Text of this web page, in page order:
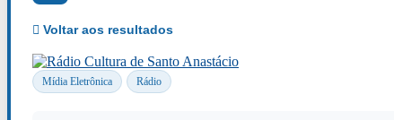
Mídia Eletrônica Rádio